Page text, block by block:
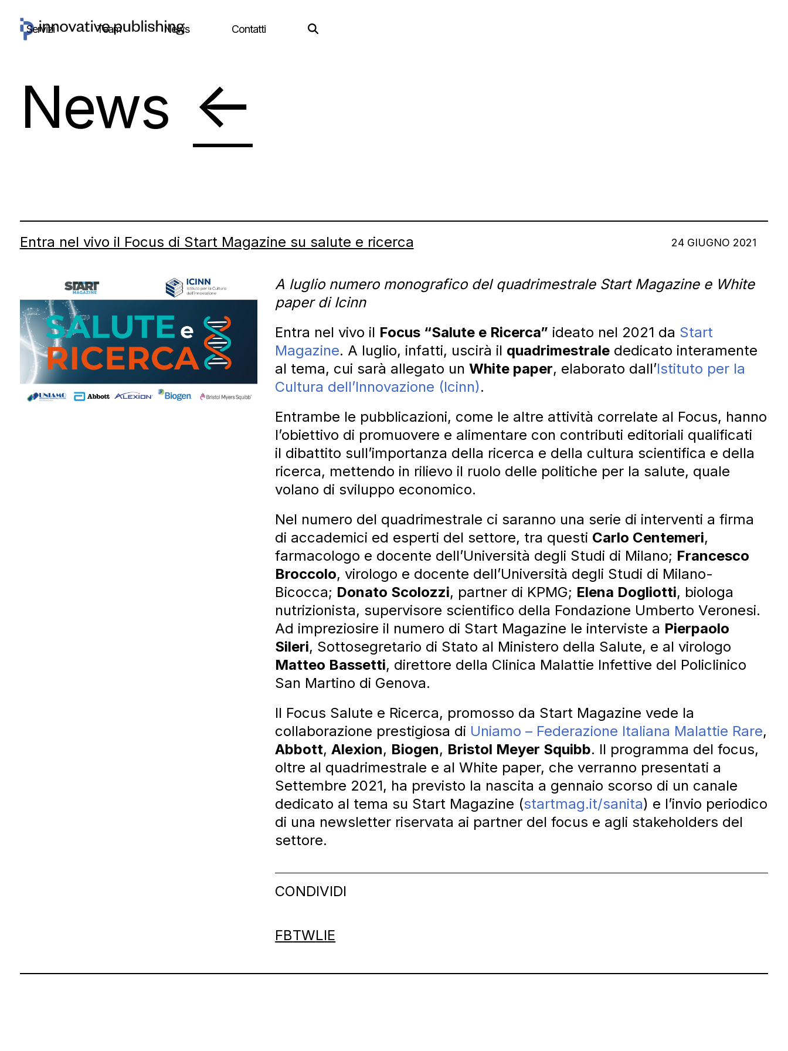
content
Servizi Team News Contatti
News ←
Entra nel vivo il Focus di Start Magazine su salute e ricerca 24 GIUGNO 2021
A luglio numero monografico del quadrimestrale Start Magazine e White
paper di Icinn
Entra nel vivo il Focus “Salute e Ricerca” ideato nel 2021 da Start
Magazine. A luglio, infatti, uscirà il quadrimestrale dedicato interamente
al tema, cui sarà allegato unWhite paper, elaborato dall’Istituto per la
Cultura dell’Innovazione (Icinn).
Entrambe le pubblicazioni, come le altre attività correlate al Focus, hanno
l’obiettivo di promuovere e alimentare con contributi editoriali qualificati
il dibattito sull’importanza della ricerca e della cultura scientifica e della
ricerca, mettendo in rilievo il ruolo delle politiche per la salute, quale
volano di sviluppo economico.
Nel numero del quadrimestrale ci saranno una serie di interventi a firma
di accademici ed esperti del settore, tra questi Carlo Centemeri,
farmacologo e docente dell’Università degli Studi di Milano; Francesco
Broccolo, virologo e docente dell’Università degli Studi di Milano-
Bicocca; Donato Scolozzi, partner di KPMG; Elena Dogliotti, biologa
nutrizionista, supervisore scientifico della Fondazione Umberto Veronesi.
Ad impreziosire il numero di Start Magazine le interviste a Pierpaolo
Sileri, Sottosegretario di Stato al Ministero della Salute, e al virologo
Matteo Bassetti, direttore della Clinica Malattie Infettive del Policlinico
San Martino di Genova.
Il Focus Salute e Ricerca, promosso da Start Magazine vede la
collaborazione prestigiosa di Uniamo – Federazione Italiana Malattie Rare,
Abbott,Alexion, Biogen, Bristol Meyer Squibb. Il programma del focus,
oltre al quadrimestrale e al White paper, che verranno presentati a
Settembre 2021, ha previsto la nascita a gennaio scorso di un canale
dedicato al tema su Start Magazine (startmag.it/sanita) e l’invio periodico
di una newsletter riservata ai partner del focus e agli stakeholders del
settore.
CONDIVIDI
FBTWLIE